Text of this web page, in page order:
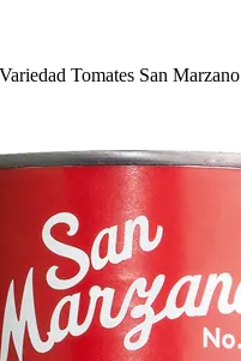
Tomates San Marzano